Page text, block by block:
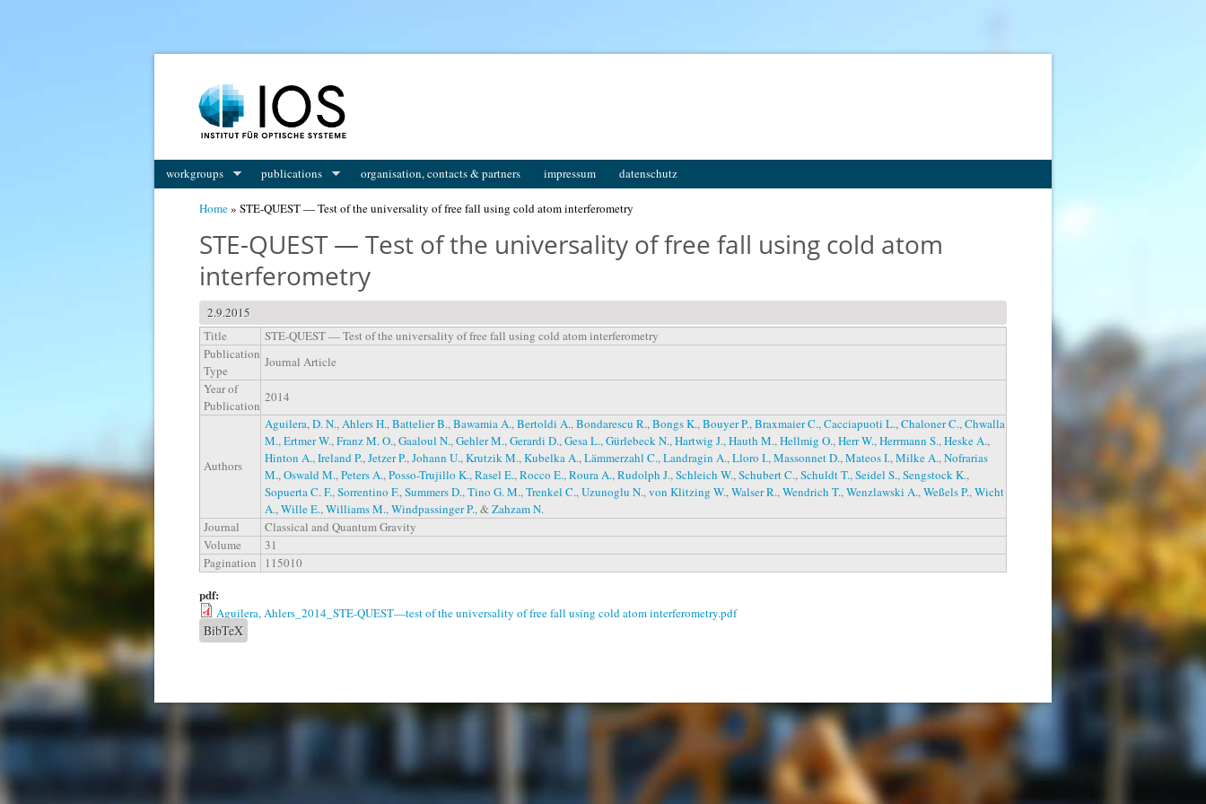
workgroups publications organisation, contacts & partners impressum datenschutz
Home» STE-QUEST — Test of the universality of free fall using cold atom interferometry
STE-QUEST — Test of the universality of free fall using cold atom
interferometry
2.9.2015
Title
STE-QUEST — Test of the universality of free fall using cold atom interferometry
Publication
Type
Journal Article
Year of
Publication
2014
Authors
Aguilera, D. N.,Ahlers H.,Battelier B.,Bawamia A.,Bertoldi A.,Bondarescu R.,Bongs K.,Bouyer P.,Braxmaier C.,Cacciapuoti L.,Chaloner C.,Chwalla
M.,Ertmer W.,Franz M. O.,Gaaloul N.,Gehler M.,Gerardi D.,Gesa L.,Gürlebeck N.,Hartwig J.,Hauth M.,Hellmig O.,Herr W.,Herrmann S.,Heske A.,
Hinton A.,Ireland P.,Jetzer P.,Johann U.,Krutzik M.,Kubelka A.,Lämmerzahl C.,Landragin A.,Lloro I.,Massonnet D.,Mateos I.,Milke A.,Nofrarias
M.,Oswald M.,Peters A.,Posso-Trujillo K.,Rasel E.,Rocco E.,Roura A.,Rudolph J.,Schleich W.,Schubert C.,Schuldt T.,Seidel S.,Sengstock K.,
Sopuerta C. F.,Sorrentino F.,Summers D.,Tino G. M.,Trenkel C.,Uzunoglu N.,von Klitzing W.,Walser R.,Wendrich T.,Wenzlawski A.,Weßels P.,Wicht
A.,Wille E.,Williams M.,Windpassinger P., &Zahzam N.
Journal
Classical and Quantum Gravity
Volume
31
Pagination
115010
pdf:
Aguilera, Ahlers_2014_STE-QUEST—test of the universality of free fall using cold atom interferometry.pdf
BibTeX